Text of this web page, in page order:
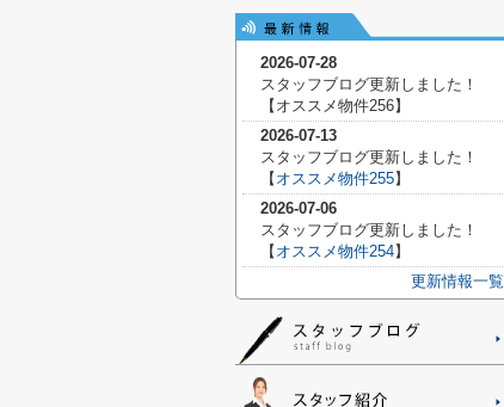
2026-07-28
スタッフブログ更新しました！
【 オススメ物件256】
2026-07-13
スタッフブログ更新しました！
【 オススメ物件255】
2026-07-06
スタッフブログ更新しました！
【 オススメ物件254】
更新情報一覧